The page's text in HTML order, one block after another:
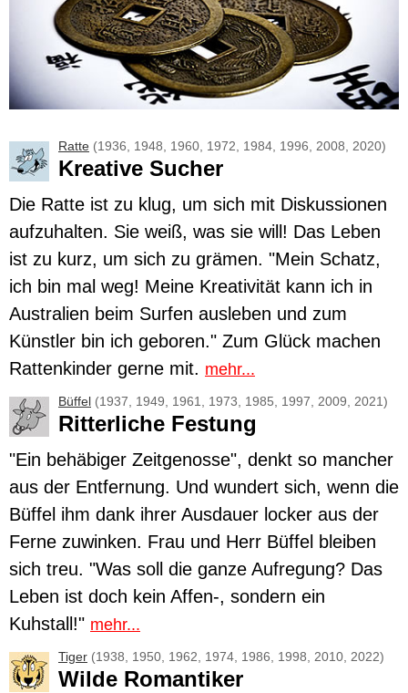
Ratte (1936, 1948, 1960, 1972, 1984, 1996, 2008, 2020)
Kreative Sucher
Die Ratte ist zu klug, um sich mit Diskussionen
aufzuhalten. Sie weiß, was sie will! Das Leben
ist zu kurz, um sich zu grämen. "Mein Schatz,
ich bin mal weg! Meine Kreativität kann ich in
Australien beim Surfen ausleben und zum
Künstler bin ich geboren." Zum Glück machen
Rattenkinder gerne mit. mehr...
Büffel (1937, 1949, 1961, 1973, 1985, 1997, 2009, 2021)
Ritterliche Festung
"Ein behäbiger Zeitgenosse", denkt so mancher
aus der Entfernung. Und wundert sich, wenn die
Büffel ihm dank ihrer Ausdauer locker aus der
Ferne zuwinken. Frau und Herr Büffel bleiben
sich treu. "Was soll die ganze Aufregung? Das
Leben ist doch kein Affen-, sondern ein
Kuhstall!" mehr...
Tiger (1938, 1950, 1962, 1974, 1986, 1998, 2010, 2022)
Wilde Romantiker